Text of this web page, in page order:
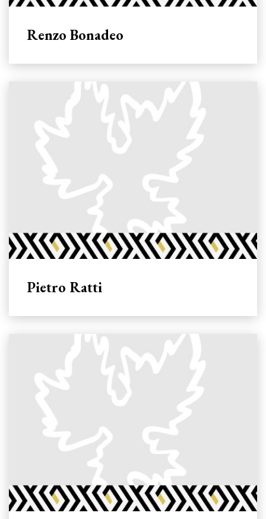
Renzo Bonadeo
Pietro Ratti